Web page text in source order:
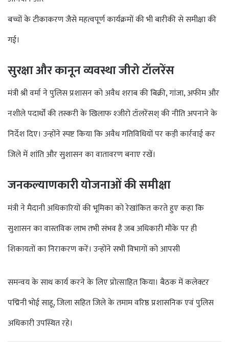
बच्चों के टीकाकरण जैसे महत्वपूर्ण कार्यक्रमों की भी बारीकी से समीक्षा की
गई।
सुरक्षा और कानून व्यवस्था जीरो टॉलरेंस
मंत्री श्री वर्मा ने पुलिस प्रशासन को अवैध शराब की बिक्री, गांजा, अफीम और
नशीले पदार्थों की तस्करी के खिलाफ श्जीरो टॉलरेंसश् की नीति अपनाने के
निर्देश दिए। उन्होंने स्पष्ट किया कि अवैध गतिविधियों पर कड़ी कार्रवाई कर
जिले में शांति और सुशासन का वातावरण बनाए रखें।
जनकल्याणकारी योजनाओं की समीक्षा
मंत्री ने मैदानी अधिकारियों की भूमिका को रेखांकित करते हुए कहा कि
सुशासन का वास्तविक लाभ तभी संभव है जब अधिकारी मौके पर ही
शिकायतों का निराकरण करें। उन्होंने सभी विभागों को आपसी
समन्वय के साथ कार्य करने के लिए प्रोत्साहित किया। बैठक में कलेक्टर
पद्मिनी भोई साहू, जिला सहित जिले के तमाम वरिष्ठ प्रशासनिक एवं पुलिस
अधिकारी उपस्थित रहे।